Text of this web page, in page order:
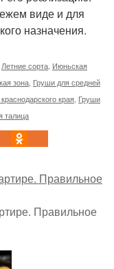
виде и для
назначения.
Летние сорта Июньская
зона Груши для средней
края Груши
талица
Правильное